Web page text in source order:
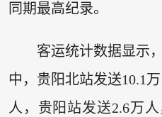
同期最高纪录。
客运统计数据显示
中，贵阳北站发送10.1
人，贵阳站发送2.6万